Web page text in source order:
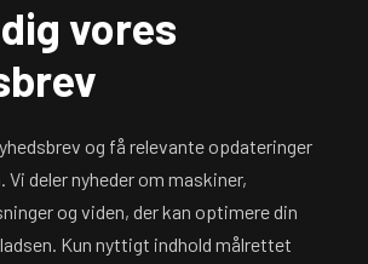
vores
og få relevante opdateringer
deler nyheder om maskiner,
og viden, der kan optimere din
Kun nyttigt indhold målrettet